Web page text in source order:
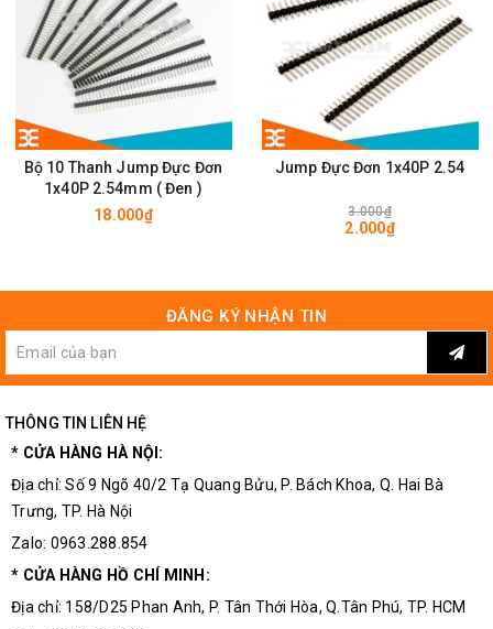
Bộ 10 Thanh Jump Đực Đơn
1x40P 2.54mm ( Đen )
18.000₫
Jump Đực Đơn 1x40P 2.54
3.000₫
2.000₫
ĐĂNG KÝ NHẬN TIN
THÔNG TIN LIÊN HỆ
* CỬA HÀNG HÀ NỘI:
Địa chỉ: Số 9 Ngõ 40/2 Tạ Quang Bửu, P. Bách Khoa, Q. Hai Bà
Trưng, TP. Hà Nội
Zalo: 0963.288.854
* CỬA HÀNG HỒ CHÍ MINH:
Địa chỉ: 158/D25 Phan Anh, P. Tân Thới Hòa, Q.Tân Phú, TP. HCM